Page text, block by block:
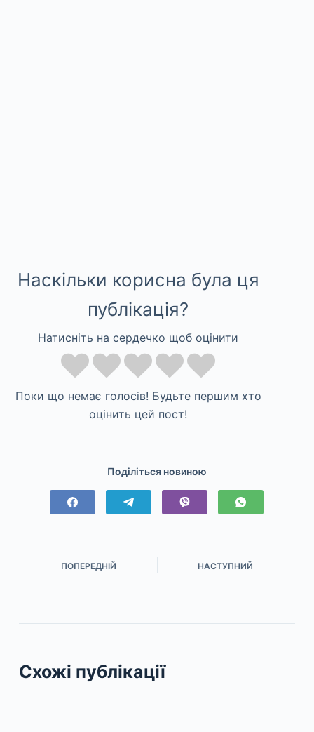
Наскільки корисна була ця
публікація?
Натисніть на сердечко щоб оцінити
Поки що немає голосів! Будьте першим хто
оцінить цей пост!
Поділіться новиною
ПОПЕРЕДНІЙ НАСТУПНИЙ
Схожі публікації